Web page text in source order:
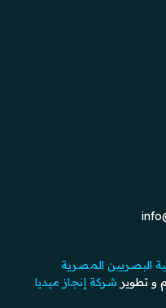
البصريين المصرية
تطوير شركة إنجاز ميديا